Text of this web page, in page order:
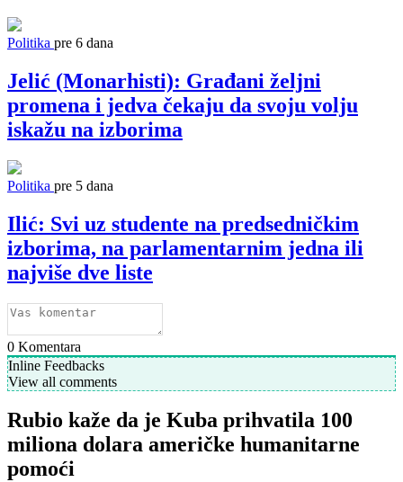
Politika pre 6 dana
Jelić (Monarhisti): Građani željni
promena i jedva čekaju da svoju volju
iskažu na izborima
Politika pre 5 dana
Ilić: Svi uz studente na predsedničkim
izborima, na parlamentarnim jedna ili
najviše dve liste
0 Komentara
Inline Feedbacks
View all comments
Rubio kaže da je Kuba prihvatila 100
miliona dolara američke humanitarne
pomoći